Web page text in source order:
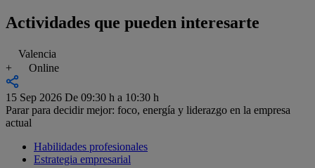
Actividades que pueden interesarte
Valencia
+
Online
15 Sep 2026 De 09:30 h a 10:30 h
Parar para decidir mejor: foco, energía y liderazgo en la empresa
actual
Habilidades profesionales
Estrategia empresarial